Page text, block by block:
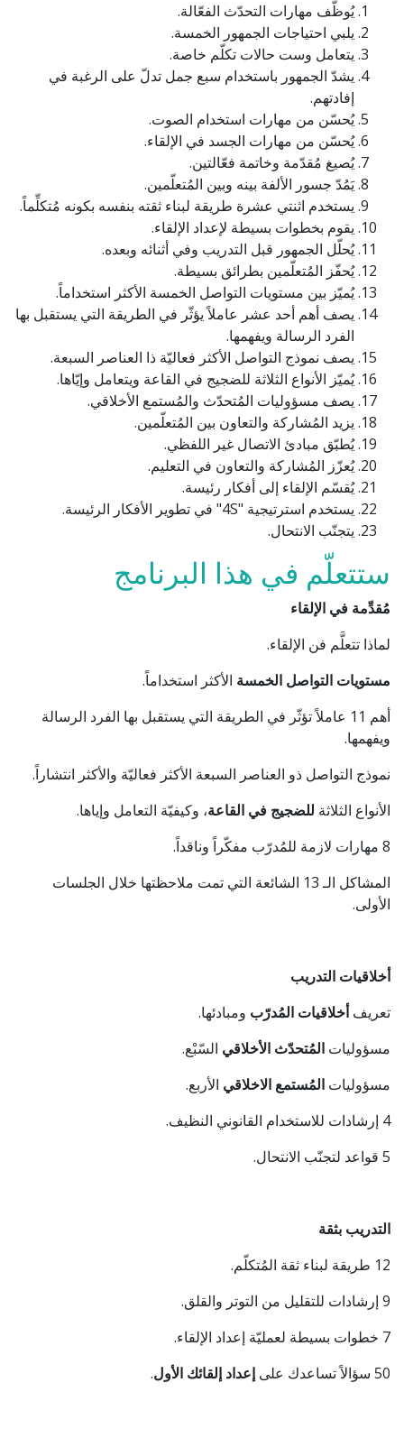
يُوظّف مهارات التحدّث الفعّالة.
يلبي احتياجات الجمهور الخمسة.
يتعامل وست حالات تكلّم خاصة.
يشدّ الجمهور باستخدام سبع جمل تدلّ على الرغبة في
إفادتهم.
يُحسّن من مهارات استخدام الصوت.
يُحسّن من مهارات الجسد في الإلقاء.
يُصيغ مُقدّمة وخاتمة فعّالتين.
يَمُدّ جسور الألفة بينه وبين المُتعلّمين.
يستخدم اثنتي عشرة طريقة لبناء ثقته بنفسه بكونه مُتكلِّماً.
يقوم بخطوات بسيطة لإعداد الإلقاء.
يُحلّل الجمهور قبل التدريب وفي أثنائه وبعده.
يُحفّز المُتعلّمين بطرائق بسيطة.
يُميّز بين مستويات التواصل الخمسة الأكثر استخداماً.
يصف أهم أحد عشر عاملاً يؤثّر في الطريقة التي يستقبل بها
الفرد الرسالة ويفهمها.
يصف نموذج التواصل الأكثر فعاليّة ذا العناصر السبعة.
يُميّز الأنواع الثلاثة للضجيج في القاعة ويتعامل وإيّاها.
يصف مسؤوليات المُتحدّث والمُستمع الأخلاقي.
يزيد المُشاركة والتعاون بين المُتعلّمين.
يُطبّق مبادئ الاتصال غير اللفظي.
يُعزّز المُشاركة والتعاون في التعليم.
يُقسّم الإلقاء إلى أفكار رئيسة.
يستخدم استرتيجية "4S" في تطوير الأفكار الرئيسة.
يتجنّب الانتحال.
ستتعلّم في هذا البرنامج
مُقدِّمة في الإلقاء
لماذا تتعلَّم فن الإلقاء.
مستويات التواصل الخمسة الأكثر استخداماً.
أهم 11 عاملاً تؤثّر في الطريقة التي يستقبل بها الفرد الرسالة
ويفهمها.
نموذج التواصل ذو العناصر السبعة الأكثر فعاليّة والأكثر انتشاراً.
الأنواع الثلاثة للضجيج في القاعة، وكيفيّة التعامل وإياها.
8 مهارات لازمة للمُدرّب مفكّراً وناقداً.
المشاكل الـ 13 الشائعة التي تمت ملاحظتها خلال الجلسات
الأولى.
أخلاقيات التدريب
تعريفأخلاقيات المُدرّب ومبادئها.
مسؤوليات المُتحدّث الأخلاقي السّبْع.
مسؤوليات المُستمع الاخلاقي الأربع.
4 إرشادات للاستخدام القانوني النظيف.
5 قواعد لتجنّب الانتحال.
التدريب بثقة
12 طريقة لبناء ثقة المُتكلّم.
9 إرشادات للتقليل من التوتر والقلق.
7 خطوات بسيطة لعمليّة إعداد الإلقاء.
50 سؤالاً تساعدك على
إعداد إلقائك الأول.